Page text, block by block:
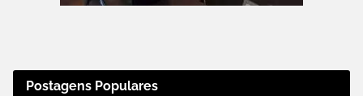
Postagens Populares